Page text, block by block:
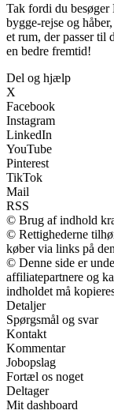
Tak fordi du
bygge-rejse og
et rum, der passer til
en bedre fremtid!
Del og hjælp
X
Facebook
Instagram
LinkedIn
YouTube
Pinterest
TikTok
Mail
RSS
© Brug af indhold
© Rettighederne
køber via links på
© Denne side er
affiliatepartnere og
indholdet må
Detaljer
Spørgsmål og svar
Kontakt
Kommentar
Jobopslag
Fortæl os noget
Deltager
Mit dashboard